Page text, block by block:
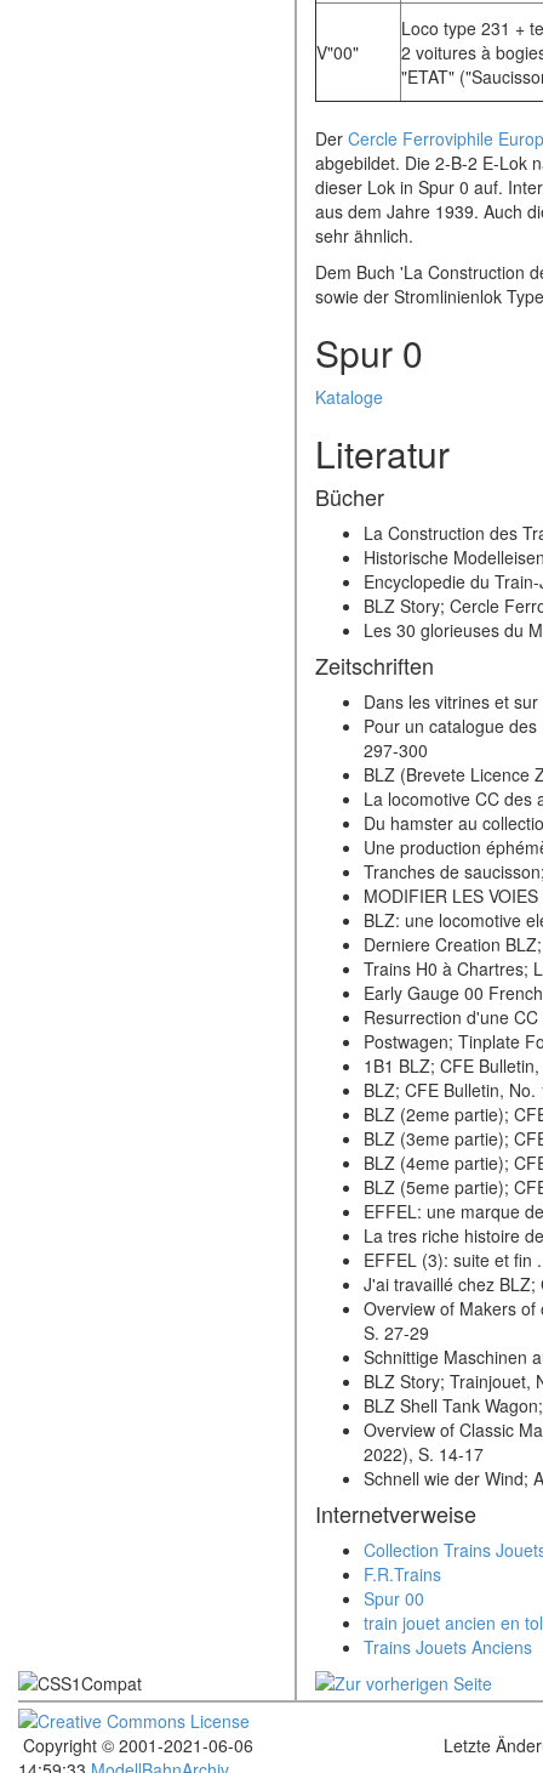
V"00"
Loco type 231 +
2 voitures à
"ETAT"
Der Cercle Ferroviphile
abgebildet. Die 2-B-2 E-Lok
dieser Lok in Spur 0 auf.
aus dem Jahre 1939. Auch
sehr ähnlich.
Dem Buch 'La Construction
sowie der Stromlinienlok
Spur 0
Kataloge
Literatur
Bücher
La Construction des
Historische
Encyclopedie du
BLZ Story; Cercle
Les 30 glorieuses du
Zeitschriften
Dans les vitrines et
Pour un catalogue
297-300
BLZ (Brevete Licence
La locomotive CC des
Du hamster au
Une production
Tranches de
MODIFIER LES
BLZ: une locomotive
Derniere Creation
Trains H0 à Chartres;
Early Gauge 00
Resurrection d'une
Postwagen; Tinplate
1B1 BLZ; CFE
BLZ; CFE Bulletin,
BLZ (2eme partie);
BLZ (3eme partie);
BLZ (4eme partie);
BLZ (5eme partie);
EFFEL: une marque
La tres riche histoire
EFFEL (3): suite et fin
J'ai travaillé chez
Overview of Makers
S. 27-29
Schnittige Maschinen
BLZ Story; Trainjouet,
BLZ Shell Tank
Overview of Classic
2022), S. 14-17
Schnell wie der Wind;
Internetverweise
Collection Trains
F.R.Trains
Spur 00
train jouet ancien en
Trains Jouets Anciens
Copyright © 2001-2021-06-06
Letzte